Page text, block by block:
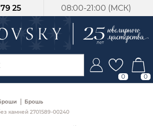
08:00-21:00 (МСК)
25
0 0
| Брошь
камней 2701589-00240
от 15 дней с